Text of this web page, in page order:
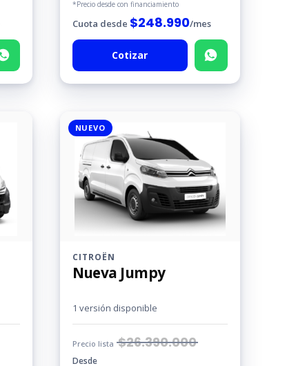
*Precio desde con financiamiento
Cuota desde $248.990/mes
Cotizar
NUEVO
CITROËN
Nueva Jumpy
1 versión disponible
Precio lista $26.390.000
Desde